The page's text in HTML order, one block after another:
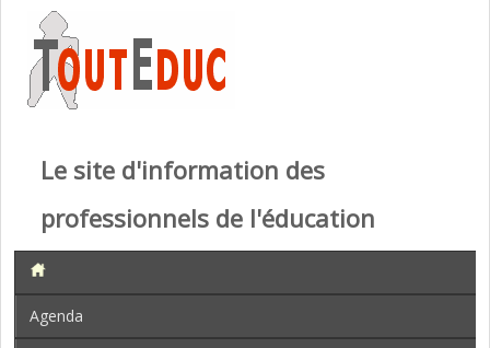
Le site d'information des
professionnels de l'éducation
Agenda